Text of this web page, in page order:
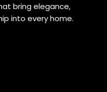
bring elegance,
into every home.